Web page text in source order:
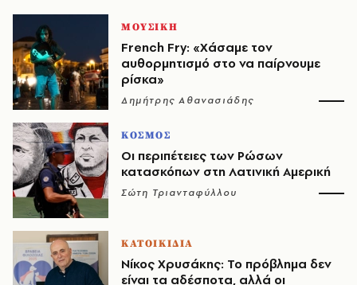
ΜΟΥΣΙΚΗ
French Fry: «Χάσαμε τον
αυθορμητισμό στο να παίρνουμε
ρίσκα»
Δημήτρης Αθανασιάδης
ΚΟΣΜΟΣ
Οι περιπέτειες των Ρώσων
κατασκόπων στη Λατινική Αμερική
Σώτη Τριανταφύλλου
ΚΑΤΟΙΚΙΔΙΑ
Νίκος Χρυσάκης: Το πρόβλημα δεν
είναι τα αδέσποτα, αλλά οι